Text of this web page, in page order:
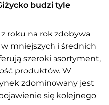
budzi tyle
roku na rok zdobywa
mniejszych i średnich
szeroki asortyment,
produktów. W
zdominowany jest
się kolejnego